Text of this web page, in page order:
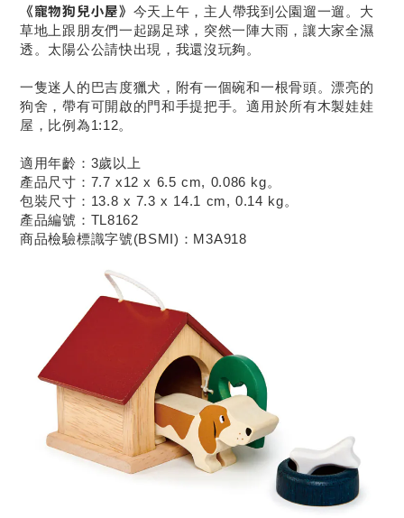
《寵物狗兒小屋》 今天上午，主人帶我到公園遛一遛。大
草地上跟朋友們一起踢足球，突然一陣大雨，讓大家全濕
透。太陽公公請快出現，我還沒玩夠。
一隻迷人的巴吉度獵犬，附有一個碗和一根骨頭。漂亮的
狗舍，帶有可開啟的門和手提把手。適用於所有木製娃娃
屋，比例為1:12。
適用年齡：3歲以上
產品尺寸：7.7 x12 x 6.5 cm, 0.086 kg。
包裝尺寸：13.8 x 7.3 x 14.1 cm, 0.14 kg。
產品編號：TL8162
商品檢驗標識字號(BSMI)：M3A918